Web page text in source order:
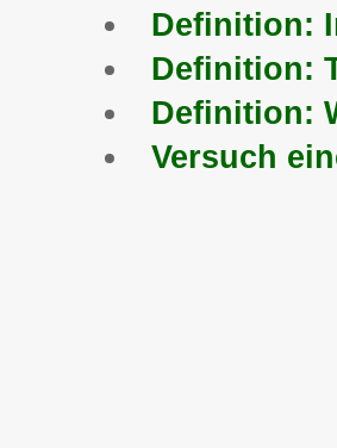
Definition:
Definition:
Definition:
Versuch